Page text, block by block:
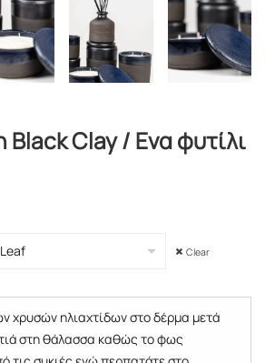
Clay / Ενα φυτίλι
Clear
χρυσών ηλιαχτίδων στο δέρμα μετά
στη θάλασσα καθώς το φως